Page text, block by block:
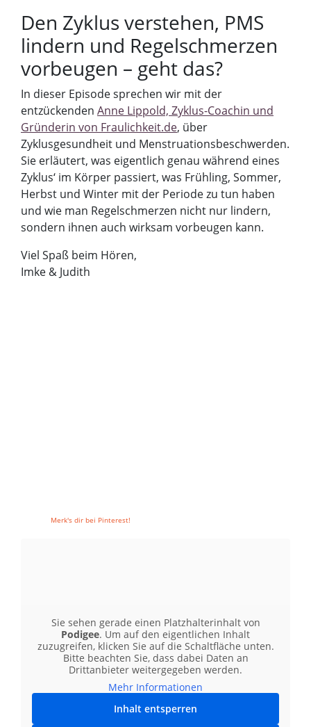
Den Zyklus verstehen, PMS
lindern und Regelschmerzen
vorbeugen – geht das?
In dieser Episode sprechen wir mit der
entzückenden Anne Lippold, Zyklus-Coachin und
Gründerin von Fraulichkeit.de, über
Zyklusgesundheit und Menstruationsbeschwerden.
Sie erläutert, was eigentlich genau während eines
Zyklus‘ im Körper passiert, was Frühling, Sommer,
Herbst und Winter mit der Periode zu tun haben
und wie man Regelschmerzen nicht nur lindern,
sondern ihnen auch wirksam vorbeugen kann.
Viel Spaß beim Hören,
Imke & Judith
Merk's dir bei Pinterest!
Sie sehen gerade einen Platzhalterinhalt von
Podigee. Um auf den eigentlichen Inhalt
zuzugreifen, klicken Sie auf die Schaltfläche unten.
Bitte beachten Sie, dass dabei Daten an
Drittanbieter weitergegeben werden.
Mehr Informationen
Inhalt entsperren